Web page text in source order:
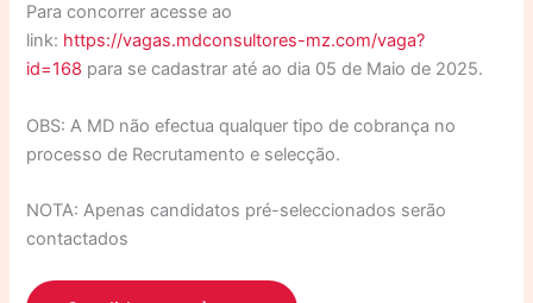
Para concorrer acesse ao
link: https://vagas.mdconsultores-mz.com/vaga?
id=168 para se cadastrar até ao dia 05 de Maio de 2025.
OBS: A MD não efectua qualquer tipo de cobrança no
processo de Recrutamento e selecção.
NOTA: Apenas candidatos pré-seleccionados serão
contactados